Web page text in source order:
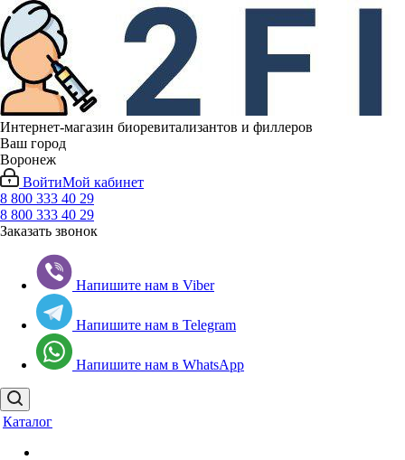
Интернет-магазин биоревитализантов и филлеров
Ваш город
Воронеж
ВойтиМой кабинет
8 800 333 40 29
8 800 333 40 29
Заказать звонок
Напишите нам в Viber
Напишите нам в Telegram
Напишите нам в WhatsApp
Каталог